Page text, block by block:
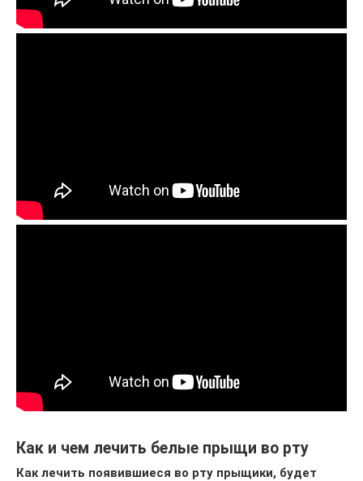
Как и чем лечить белые прыщи во рту
Как лечить появившиеся во рту прыщики, будет